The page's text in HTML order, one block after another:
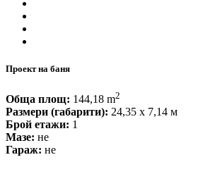
Проект на баня
Обща площ: 144,18 m2
Размери (габарити): 24,35 x 7,14 м
Брой етажи: 1
Мазе: не
Гараж: не